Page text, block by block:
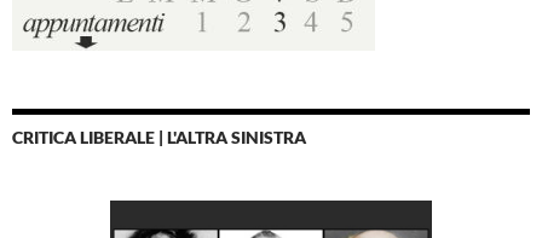
CRITICA LIBERALE | L'ALTRA SINISTRA